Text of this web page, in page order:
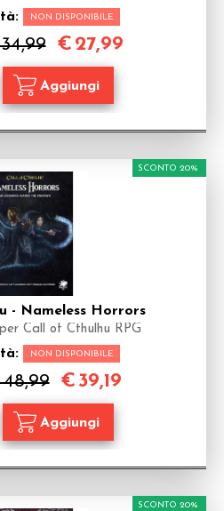
NON DISPONIBILE
€ 27,99
- Nameless Horrors
Call of Cthulhu RPG
NON DISPONIBILE
SCONTO 20%
€ 39,19
SCONTO 20%